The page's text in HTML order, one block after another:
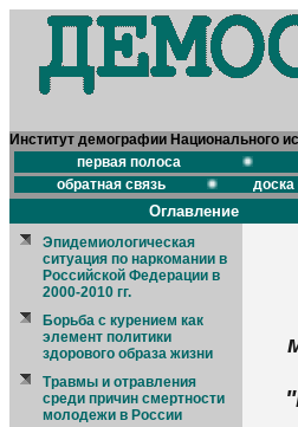
Институт демографии Национального
первая полоса
обратная связь
Оглавление
Эпидемиологическая
ситуация по наркомании в
Российской Федерации в
2000-2010 гг.
Борьба с курением как
элемент политики
здорового образа жизни
Травмы и отравления
среди причин смертности
молодежи в России